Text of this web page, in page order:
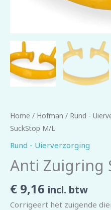
Home / Hofman / Rund -
SuckStop M/L
Rund - Uierverzorging
Anti Zuigring
€ 9,16 incl. btw
Corrigeert het zuigende